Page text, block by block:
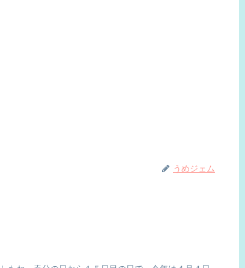
うめジェム